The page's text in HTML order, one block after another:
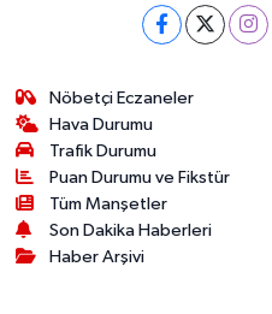
Nöbetçi Eczaneler
Hava Durumu
Trafik Durumu
Puan Durumu ve Fikstür
Tüm Manşetler
Son Dakika Haberleri
Haber Arşivi